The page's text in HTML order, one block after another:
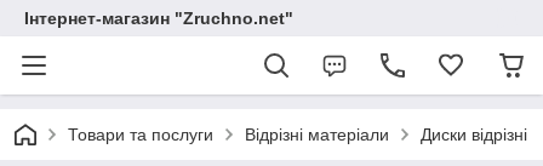
Інтернет-магазин "Zruchno.net"
Товари та послуги Відрізні матеріали Диски відрізні